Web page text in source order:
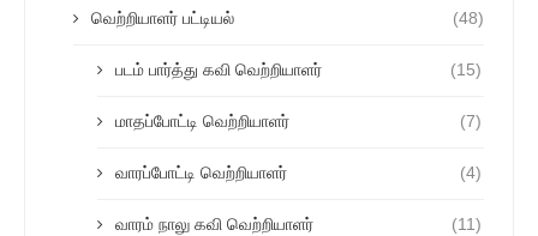
வெற்றியாளர் பட்டியல் (48)
படம் பார்த்து கவி வெற்றியாளர் (15)
மாதப்போட்டி வெற்றியாளர் (7)
வாரப்போட்டி வெற்றியாளர் (4)
வாரம் நாலு கவி வெற்றியாளர் (11)